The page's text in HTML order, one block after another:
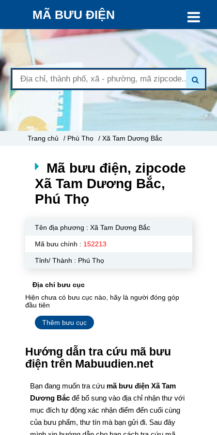
MÃ BƯU ĐIỆN
Trang chủ / Phú Thọ / Xã Tam Dương Bắc
Mã bưu điện, zipcode
Xã Tam Dương Bắc,
Phú Thọ
Tên địa phương : Xã Tam Dương Bắc
Mã bưu chính : 152213
Tỉnh/ Thành : Phú Thọ
Địa chỉ bưu cục
Hiện chưa có bưu cục nào, hãy là người đóng góp
đầu tiên
Thêm bưu cục
Hướng dẫn tra cứu mã bưu
điện trên Mabuudien.net
Bạn đang muốn tra cứu mã bưu điện Xã Tam
Dương Bắc để bổ sung vào địa chỉ nhận thư với
mục đích tự động xác nhận điểm đến cuối cùng
của bưu phẩm, thư tín mà bạn gửi đi. Sau đây